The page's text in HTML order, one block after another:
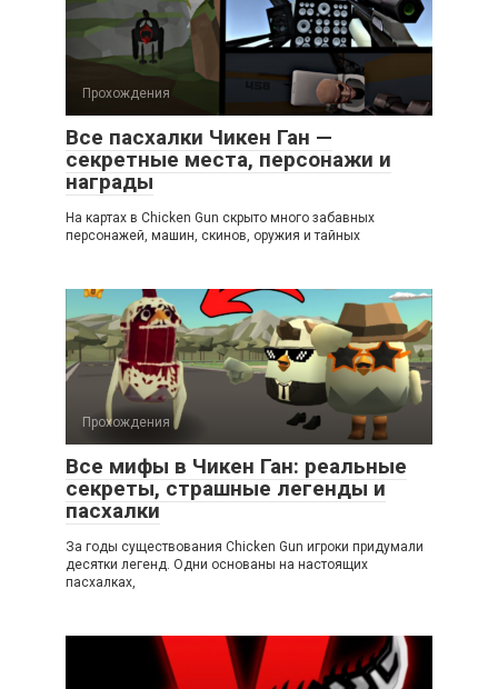
Прохождения
Все пасхалки Чикен Ган —
секретные места, персонажи и
награды
На картах в Chicken Gun скрыто много забавных
персонажей, машин, скинов, оружия и тайных
Прохождения
Все мифы в Чикен Ган: реальные
секреты, страшные легенды и
пасхалки
За годы существования Chicken Gun игроки придумали
десятки легенд. Одни основаны на настоящих
пасхалках,